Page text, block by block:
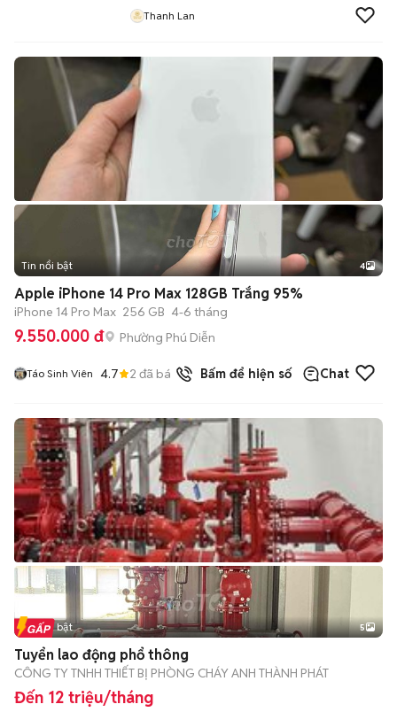
Thanh Lan
Tin nổi bật 4
Apple iPhone 14 Pro Max 128GB Trắng 95%
iPhone 14 Pro Max 256 GB 4-6 tháng
9.550.000 đ Phường Phú Diễn
Táo Sinh Viên 4.7 2 đã bán Bấm để hiện số Chat
Tin nổi bật 5
Tuyển lao động phổ thông
CÔNG TY TNHH THIẾT BỊ PHÒNG CHÁY ANH THÀNH PHÁT
Đến 12 triệu/tháng